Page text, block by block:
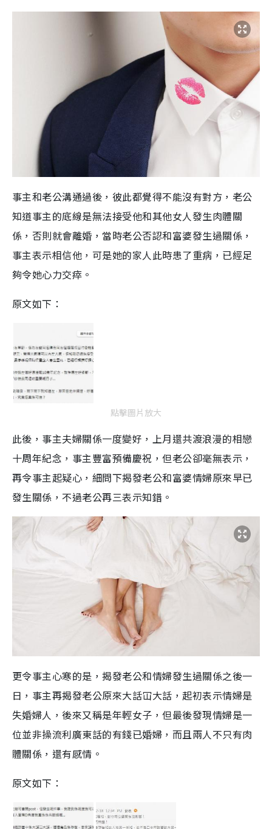
事主和老公溝通過後，彼此都覺得不能沒有對方，老公
知道事主的底線是無法接受他和其他女人發生肉體關
係，否則就會離婚，當時老公否認和富婆發生過關係，
事主表示相信他，可是她的家人此時患了重病，已經足
夠令她心力交瘁。
原文如下：
點擊圖片放大
此後，事主夫婦關係一度變好，上月還共渡浪漫的相戀
十周年紀念，事主豐富預備慶祝，但老公卻毫無表示，
再令事主起疑心，細問下揭發老公和富婆情婦原來早已
發生關係，不過老公再三表示知錯。
更令事主心寒的是，揭發老公和情婦發生過關係之後一
日，事主再揭發老公原來大話冚大話，起初表示情婦是
失婚婦人，後來又稱是年輕女子，但最後發現情婦是一
位並非操流利廣東話的有錢已婚婦，而且兩人不只有肉
體關係 ， 還有感情。
原文如下：